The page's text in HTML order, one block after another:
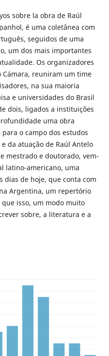
sobre la obra de Raúl
é uma coletânea com
seguidos de uma
um dos mais importantes
Os organizadores
reuniram um time
na sua maioria
e universidades do Brasil
dois, ligados a instituições
uma obra
o campo dos estudos
da atuação de Raúl Antelo
mestrado e doutorado, vem-
latino-americano, uma
de hoje, que conta com
Argentina, um repertório
isso, um modo muito
sobre, a literatura e a